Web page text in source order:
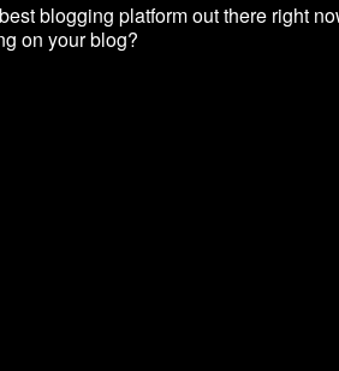
blogging platform out there right
on your blog?